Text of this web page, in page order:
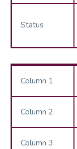
Status
Column 1
Column 2
Column 3